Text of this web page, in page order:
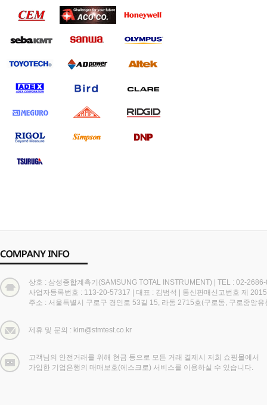
상호 : 삼성종합계측기(SAMSUNG TOTAL INSTRUMENT) | TEL : 02-
사업자등록번호 : 113-20-57317 | 대표 : 김범석 | 통신판매신고번호 제
주소 : 서울특별시 구로구 경인로 53길 15, 라동 2715호(구로동, 구로중앙유
제휴 및 문의 : kim@stmtest.co.kr
고객님의 안전거래를 위해 현금 등으로 모든 거래 결제시 저희 쇼핑몰에서
가입한 기업은행의 매매보호(에스크로) 서비스를 이용하실 수 있습니다.